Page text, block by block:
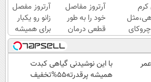
با
بدون
سوزن40%تخفیف
لیسانس
آلمان)
کرم
چروکای
آرتروز مفاصل
خود را به طور
قطعی درمان
کنید!
◗پرسش‌نامه◖
آرتروز مفصل
زانو رو یکبار
برای همیشه
درمان کن!
◗پرسش‌نامه◖
با این نوشیدنی گیاهی کبدت
همیشه پرقدرته55%تخفیف